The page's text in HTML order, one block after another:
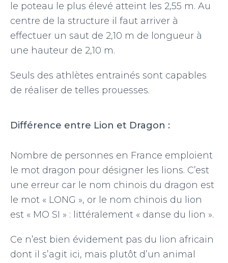
le poteau le plus élevé atteint les 2,55 m. Au
centre de la structure il faut arriver à
effectuer un saut de 2,10 m de longueur à
une hauteur de 2,10 m.
Seuls des athlètes entrainés sont capables
de réaliser de telles prouesses.
Différence entre Lion et Dragon :
Nombre de personnes en France emploient
le mot dragon pour désigner les lions. C’est
une erreur car le nom chinois du dragon est
le mot « LONG », or le nom chinois du lion
est « MO SI » : littéralement « danse du lion ».
Ce n’est bien évidement pas du lion africain
dont il s’agit ici, mais plutôt d’un animal